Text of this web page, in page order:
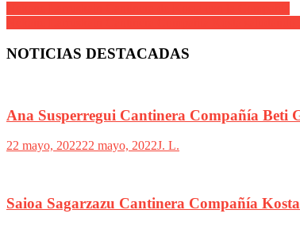
Navegación
de
entradas
NOTICIAS DESTACADAS
Ana Susperregui Cantinera Compañía Beti
22 mayo, 202222 mayo, 2022J. L.
Saioa Sagarzazu Cantinera Compañía